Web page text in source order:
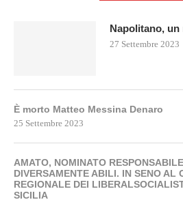
Napolitano,
27 Settembre 2023
È morto Matteo Messina Denaro
25 Settembre 2023
AMATO, NOMINATO
DIVERSAMENTE ABILI. IN SENO AL
REGIONALE DEI
SICILIA